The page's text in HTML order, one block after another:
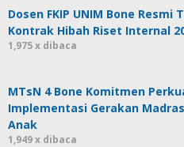
Dosen FKIP UNIM Bone Resmi
Kontrak Hibah Riset Internal
1,975 x dibaca
MTsN 4 Bone Komitmen
Implementasi Gerakan
Anak
1,949 x dibaca